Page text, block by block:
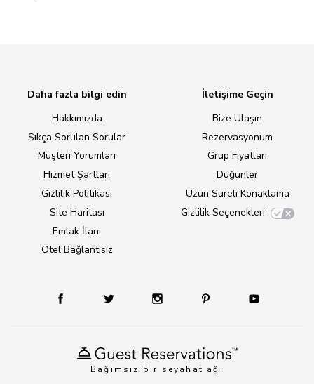
Bağımsız bir seyahat ağı
Daha fazla bilgi edin
Hakkımızda
Sıkça Sorulan Sorular
Müşteri Yorumları
Hizmet Şartları
Gizlilik Politikası
Site Haritası
Emlak İlanı
Otel Bağlantısız
İletişime Geçin
Bize Ulaşın
Rezervasyonum
Grup Fiyatları
Düğünler
Uzun Süreli Konaklama
Gizlilik Seçenekleri